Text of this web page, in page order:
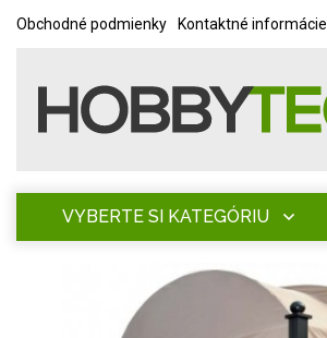
Obchodné podmienky Kontaktné informácie
VYBERTE SI KATEGÓRIU